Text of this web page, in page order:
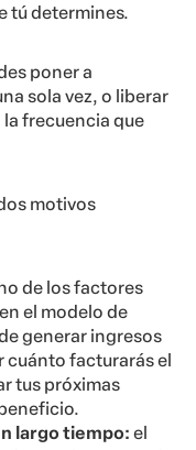
tú determines.
poner a
sola vez, o liberar
frecuencia que
motivos
de los factores
el modelo de
generar ingresos
cuánto facturarás el
tus próximas
largo tiempo: el